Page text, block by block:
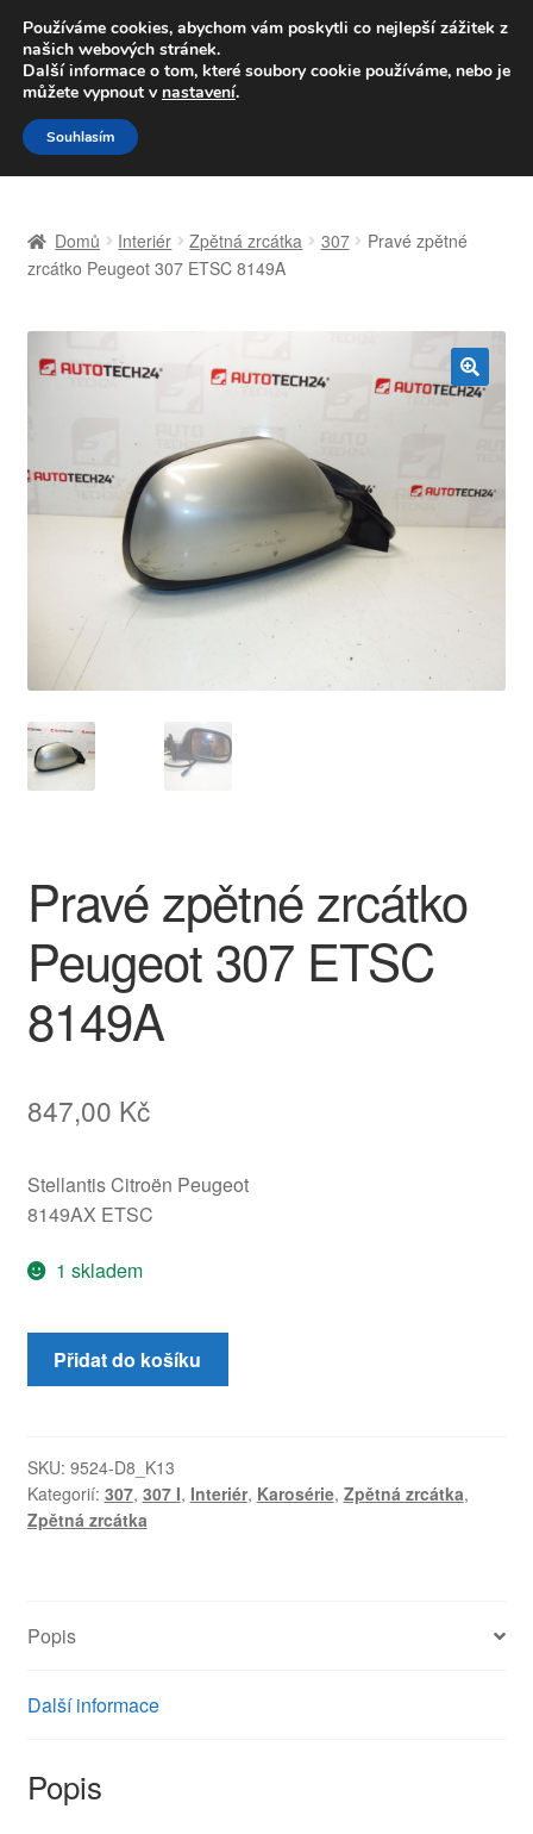
DOPRAVA od 139,-Kč
Volejte po-pá 9-16 704 494 494
Přeskočit
na
navigaci
Přejít
k
obsahu
Celosvětová doprava
Kontakt
Můj účet
Obchodní podmínky
Platby
Reklamace
Reklamační řád
Vrakoviště Citroën
Domů Interiér Zpětná zrcátka 307
Pravé zpětné
zrcátko Peugeot 307 ETSC 8149A
🔍
Pravé zpětné zrcátko
Peugeot 307 ETSC
8149A
847,00 Kč
Stellantis Citroën Peugeot
8149AX ETSC
1 skladem
Pravé
zpětné
307
ETSC
8149A
Přidat do košíku
SKU: 9524-D8_K13
Kategorií: 307, 307 I, Interiér, Karosérie, Zpětná zrcátka,
Zpětná zrcátka
Popis
Další informace
Popis
Používáme cookies, abychom vám poskytli co nejlepší zážitek z
našich webových stránek.
Další informace o tom, které soubory cookie používáme, nebo je
můžete vypnout v nastavení.
Souhlasím